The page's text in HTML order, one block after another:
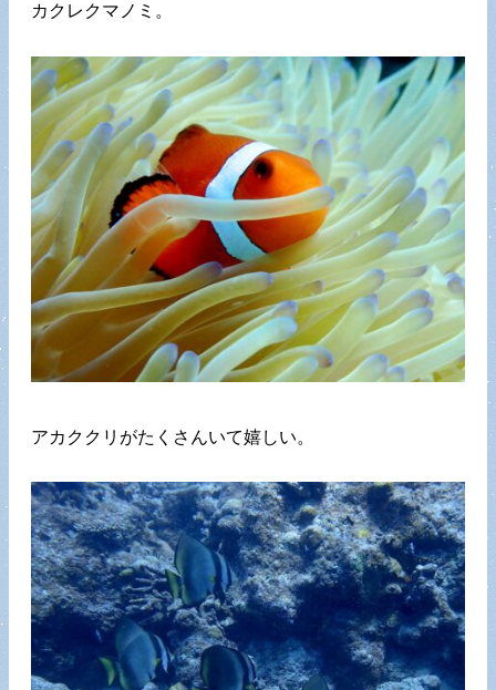
カクレクマノミ。
アカククリがたくさんいて嬉しい。